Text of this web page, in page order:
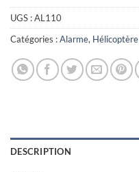
UGS :AL110
Catégories :Alarme, Hélicoptère
DESCRIPTION